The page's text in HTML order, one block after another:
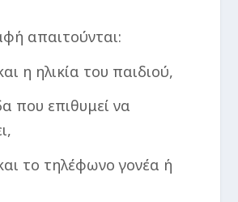
απαιτούνται:
η ηλικία του παιδιού,
που επιθυμεί να
το τηλέφωνο γονέα ή